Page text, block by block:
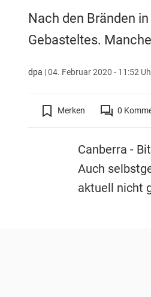
Nach den Bränden
Gebasteltes.
dpa |04. Februar 2020 - 11:52
Merken 0
Canberra -
Auch
aktuell nicht